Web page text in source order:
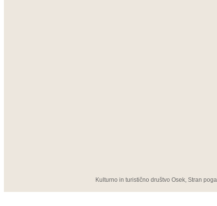
Kulturno in turistično društvo Osek, Stran